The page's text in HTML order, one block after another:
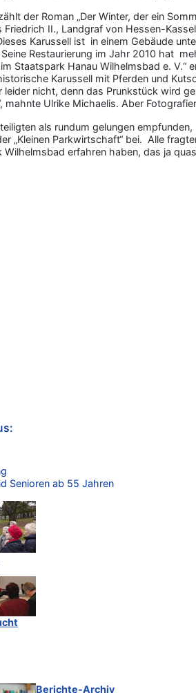
Senioren ab 55 Jahren
Berichte-Archiv
der Roman „Der Winter, der ein
Friedrich II., Landgraf von Hessen-
Karussell ist in einem Gebäude
Restaurierung im Jahr 2010 hat
Staatspark Hanau Wilhelmsbad e.
Karussell mit Pferden und
leider nicht, denn das Prunkstück wird
mahnte Ulrike Michaelis. Aber
als rundum gelungen
„Kleinen Parkwirtschaft“ bei. Alle
erfahren haben, das ja